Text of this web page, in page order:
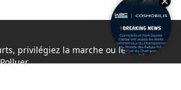
privilégiez la marche ou le vélo.